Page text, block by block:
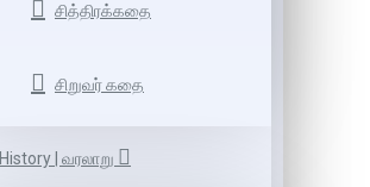
சித்திரக்கதை
சிறுவர் கதை
History | வரலாறு